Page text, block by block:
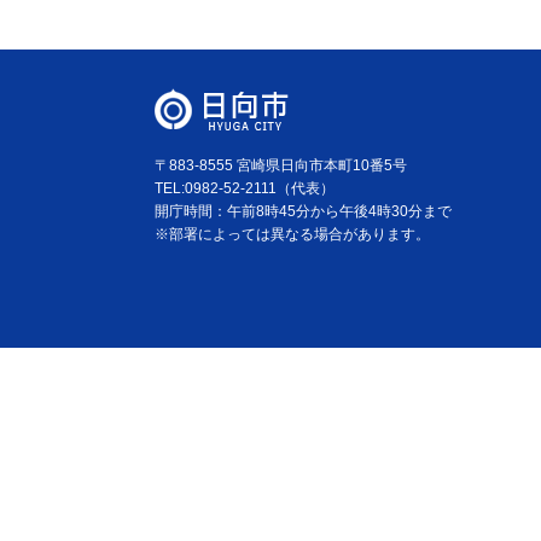
〒883-8555 宮崎県日向市本町10番5号
TEL:0982-52-2111（代表）
開庁時間：午前8時45分から午後4時30分まで
※部署によっては異なる場合があります。